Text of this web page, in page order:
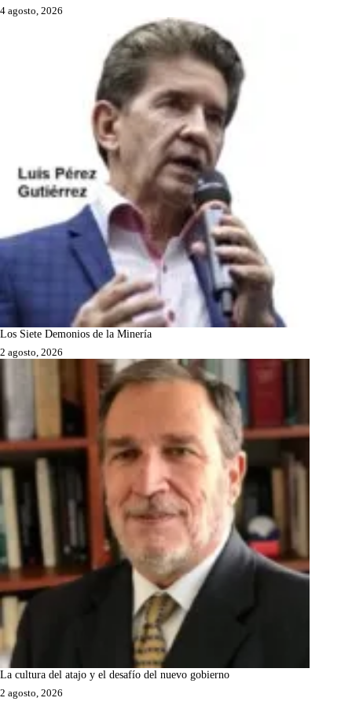
4 agosto, 2026
Los Siete Demonios de la Minería
2 agosto, 2026
La cultura del atajo y el desafío del nuevo gobierno
2 agosto, 2026